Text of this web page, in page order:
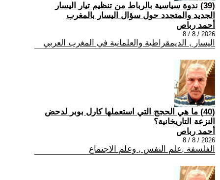
(39) ندوة سياسية بالرباط من تنظيم تيار اليسار
الجديد والمتجدد حول سؤال اليسار بالمغرب
أحمد رباص
2026 / 8 / 8
اليسار , الديمقراطية والعلمانية في المغرب العربي
(40) ما هي الحجج التي استعملها كارل بوبر لدحض
النزعة التاريخانية؟
أحمد رباص
2026 / 8 / 8
الفلسفة ,علم النفس , وعلم الاجتماع